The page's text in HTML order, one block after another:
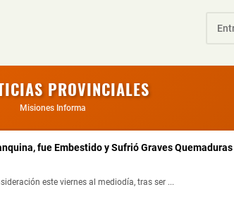
PROVINCIALES
Misiones Informa
fue Embestido y Sufrió Graves Quemaduras
este viernes al mediodía, tras ser ...